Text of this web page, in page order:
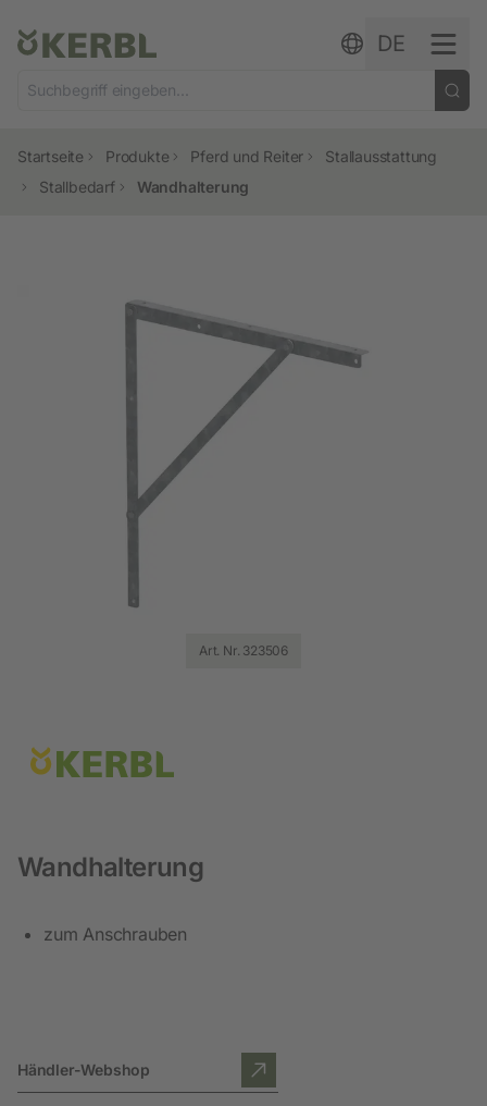
DE
Startseite Produkte Pferd und Reiter
Stallausstattung
Stallbedarf
Wandhalterung
Art. Nr. 323506
Wandhalterung
zum Anschrauben
Händler-Webshop